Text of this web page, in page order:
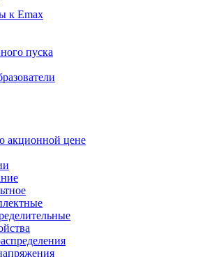
к Emax
пуска
акционной цене